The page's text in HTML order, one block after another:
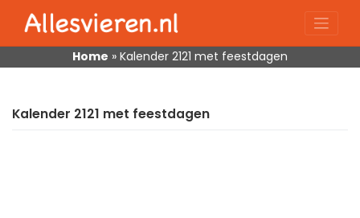
content
Home » Kalender 2121 met feestdagen
Kalender 2121 met feestdagen